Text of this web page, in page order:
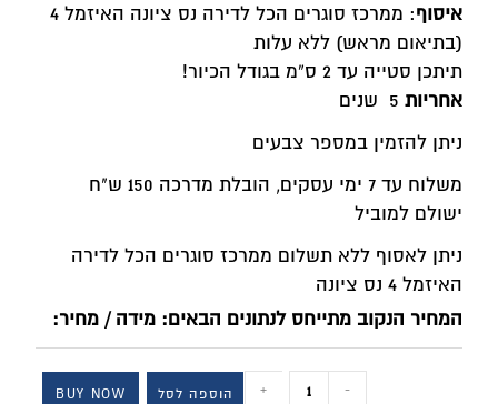
איסוף
: ממרכז סוגרים הכל לדירה נס ציונה האיזמל 4
(בתיאום מראש) ללא עלות
תיתכן סטייה עד 2 ס”מ בגודל הכיור!
אחריות
ניתן להזמין במספר צבעים
משלוח עד 7 ימי עסקים, הובלת מדרכה 150 ש"ח
ישולם למוביל
ניתן לאסוף ללא תשלום ממרכז סוגרים הכל לדירה
האיזמל 4 נס ציונה
המחיר הנקוב מתייחס לנתונים הבאים: מידה / מחיר:
-
+ הוספה לסל BUY NOW